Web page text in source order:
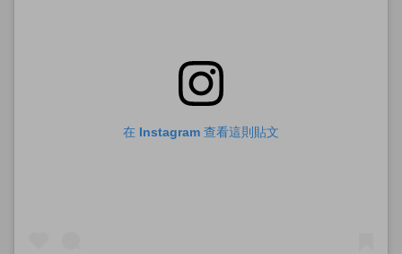
在 Instagram 查看這則貼文